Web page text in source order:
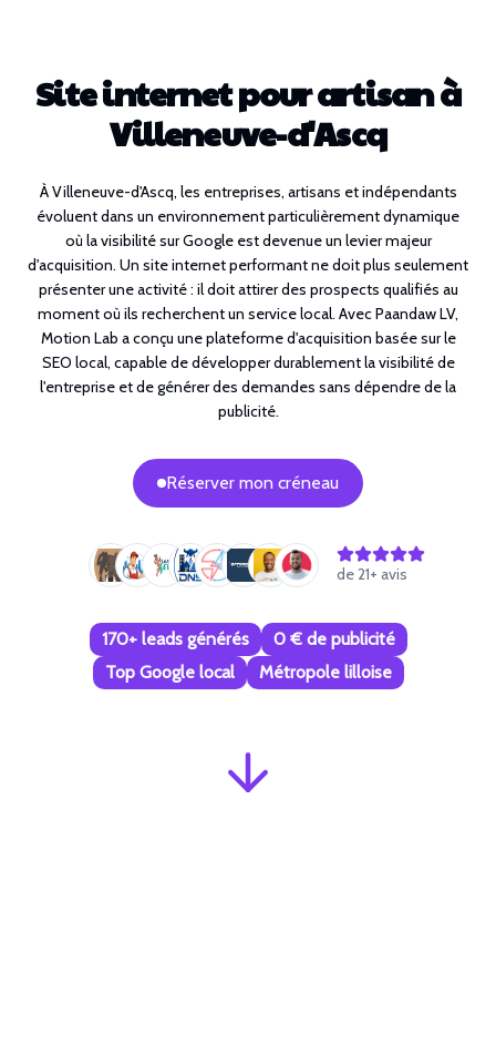
Site internet pour artisan à
Villeneuve-d'Ascq
À Villeneuve-d'Ascq, les entreprises, artisans et indépendants
évoluent dans un environnement particulièrement dynamique
où la visibilité sur Google est devenue un levier majeur
d'acquisition. Un site internet performant ne doit plus seulement
présenter une activité : il doit attirer des prospects qualifiés au
moment où ils recherchent un service local. Avec Paandaw LV,
Motion Lab a conçu une plateforme d'acquisition basée sur le
SEO local, capable de développer durablement la visibilité de
l'entreprise et de générer des demandes sans dépendre de la
publicité.
Réserver mon créneau
de21+ avis
170+ leads générés
0 € de publicité
Top Google local
Métropole lilloise